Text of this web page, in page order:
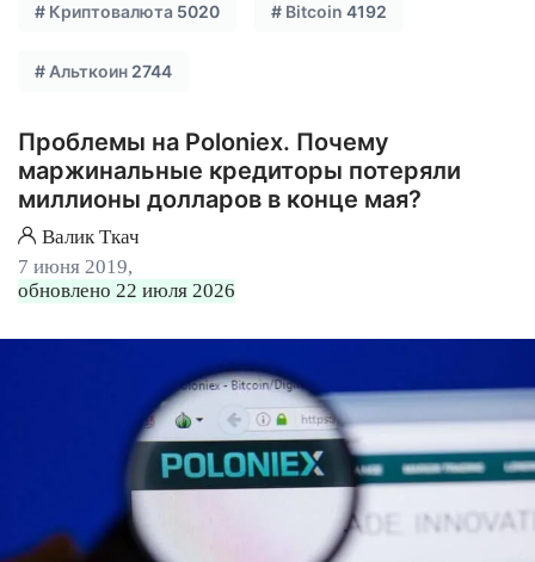
# Криптовалюта 5020 # Bitcoin 4192
# Альткоин 2744
Проблемы на Poloniex. Почему
маржинальные кредиторы потеряли
миллионы долларов в конце мая?
Валик Ткач
7 июня 2019,
обновлено 22 июля 2026